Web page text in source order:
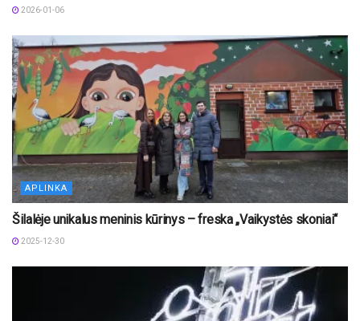
2026-01-06
APLINKA
Šilalėje unikalus meninis kūrinys – freska „Vaikystės skoniai“
2025-12-30